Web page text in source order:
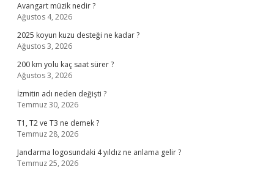
Avangart müzik nedir ?
Ağustos 4, 2026
2025 koyun kuzu desteği ne kadar ?
Ağustos 3, 2026
200 km yolu kaç saat sürer ?
Ağustos 3, 2026
İzmitin adı neden değişti ?
Temmuz 30, 2026
T1, T2 ve T3 ne demek ?
Temmuz 28, 2026
Jandarma logosundaki 4 yıldız ne anlama gelir ?
Temmuz 25, 2026